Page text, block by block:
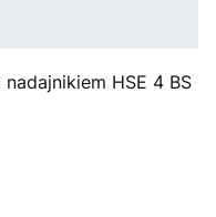
HSE 4 BS